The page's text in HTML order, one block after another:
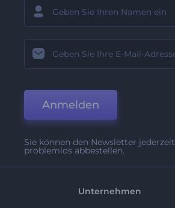
Anmelden
Sie können den Newsletter jederzeit
problemlos abbestellen.
Unternehmen